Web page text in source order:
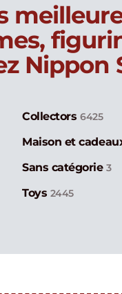
Nippon
Collectors 6425
Maison et
Sans catégorie3
Toys 2445